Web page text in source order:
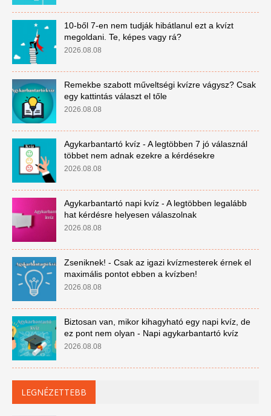
10-ből 7-en nem tudják hibátlanul ezt a kvízt
megoldani. Te, képes vagy rá?
2026.08.08
Remekbe szabott műveltségi kvízre vágysz? Csak
egy kattintás választ el tőle
2026.08.08
Agykarbantartó kvíz - A legtöbben 7 jó válasznál
többet nem adnak ezekre a kérdésekre
2026.08.08
Agykarbantartó napi kvíz - A legtöbben legalább
hat kérdésre helyesen válaszolnak
2026.08.08
Zseniknek! - Csak az igazi kvízmesterek érnek el
maximális pontot ebben a kvízben!
2026.08.08
Biztosan van, mikor kihagyható egy napi kvíz, de
ez pont nem olyan - Napi agykarbantartó kvíz
2026.08.08
LEGNÉZETTEBB